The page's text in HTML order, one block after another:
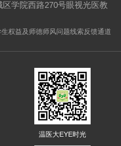
学院西路270号眼视光医教
生权益及师德师风问题线索反馈通道
温医大EYE时光